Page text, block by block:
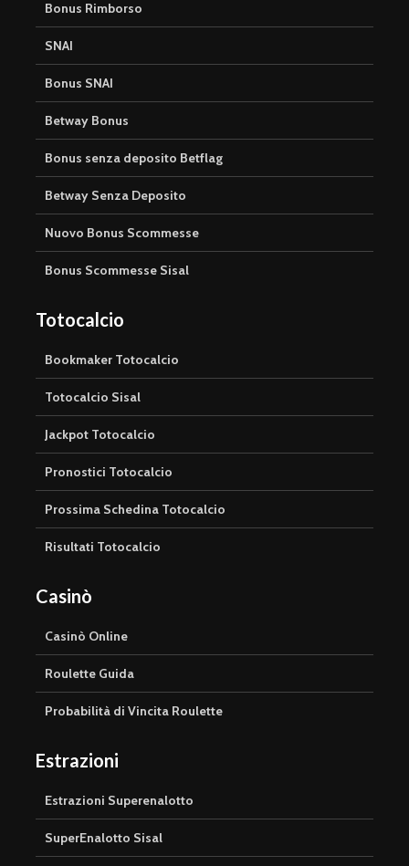
Bonus Rimborso
SNAI
Bonus SNAI
Betway Bonus
Bonus senza deposito Betflag
Betway Senza Deposito
Nuovo Bonus Scommesse
Bonus Scommesse Sisal
Totocalcio
Bookmaker Totocalcio
Totocalcio Sisal
Jackpot Totocalcio
Pronostici Totocalcio
Prossima Schedina Totocalcio
Risultati Totocalcio
Casinò
Casinò Online
Roulette Guida
Probabilità di Vincita Roulette
Estrazioni
Estrazioni Superenalotto
SuperEnalotto Sisal